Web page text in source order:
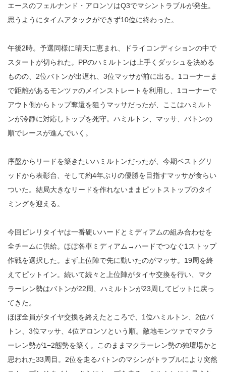
エースのフェルナンド・アロンソはQ3でマシントラブルが発生。
思うようにタイムアタックができず10位に終わった。
午後2時。予選同様に晴天に恵まれ、ドライコンディションの中で
スタートが切られた。PPのハミルトンは上手くダッシュを決める
ものの、2位バトンが出遅れ、3位マッサが前に出る。1コーナーま
で距離があるモンツァのメインストレートを利用し、1コーナーで
アウト側からトップ奪還を狙うマッサだったが、ここはハミルト
ンが冷静に対応しトップを死守。ハミルトン、マッサ、バトンの
順でレースが進んでいく。
序盤からリードを築きたいハミルトンだったが、今期ベストグリ
ッドから表彰台、そして約4年ぶりの優勝を目指すマッサが食らい
ついた。結局大きなリードを作れないままピットストップのタイ
ミングを迎える。
今回ピレリタイヤは一番硬いハードとミディアムの組み合わせを
全チームに供給。ほぼ各車ミディアム→ハードでつなぐ1ストップ
作戦を選択した。まず上位陣で先に動いたのがマッサ。19周を終
えてピットイン。続いて続々と上位陣がタイヤ交換を行い、マク
ラーレン勢はバトンが22周、ハミルトンが23周してピットに戻っ
てきた。
ほぼ全員がタイヤ交換を終えたところで、1位ハミルトン、2位バ
トン、3位マッサ、4位アロンソという順。敵地モンツァでマクラ
ーレン勢が1−2態勢を築く。このままマクラーレン勢の独壇場かと
思われた33周目。2位を走るバトンのマシンがトラブルにより突然